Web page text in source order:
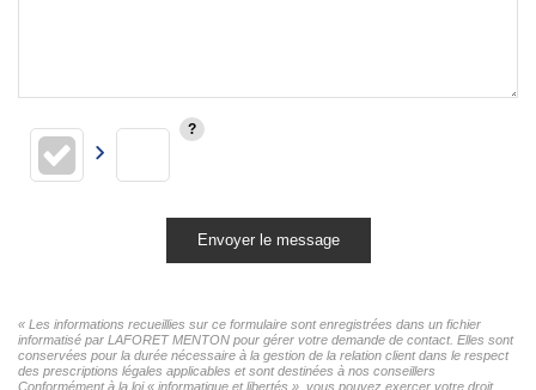
Envoyer le message
« Les informations recueillies sur ce formulaire sont enregistrées dans un fichier
informatisé par LAFORET MENTON pour gérer votre demande de contact. Elles sont
conservées pour la durée nécessaire à la gestion de la relation client dans le respect
des prescriptions légales applicables et sont destinées à nos conseillers
Conformément à la loi « informatique et libertés », vous pouvez exercer votre droit